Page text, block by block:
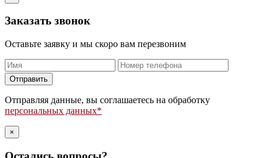
Заказать звонок
Оставьте заявку и мы скоро вам перезвоним
Оставьте
это
поле
пустым.
Отправляя данные, вы соглашаетесь на обработку
персональных данных*
×